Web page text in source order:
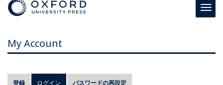
My Account
プ
登録 ログイン (アクティブなタブ)
パスワードの再設定